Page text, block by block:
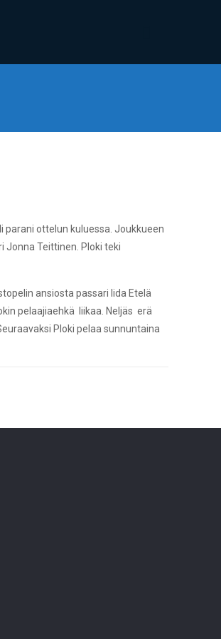
ottelun kuluessa. Joukkueen
Jonna Teittinen. Ploki teki
ansiosta passari Iida Etelä
pelaajiaehkä liikaa. Neljäs erä
Ploki pelaa sunnuntaina